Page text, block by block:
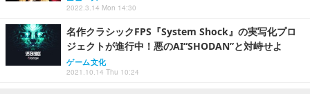
2022.3.14 Mon 14:30
名作クラシックFPS『System Shock』の実写化プロ
ジェクトが進行中！悪のAI“SHODAN”と対峙せよ
ゲーム文化
2021.10.14 Thu 10:24